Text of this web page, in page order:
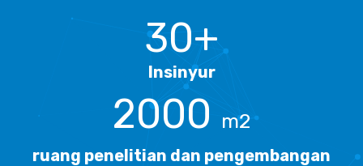
30+
Insinyur
2000 m2
ruang penelitian dan pengembangan